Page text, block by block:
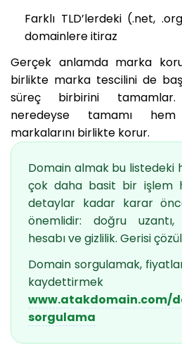
Farklı TLD’lerdeki (.net,
domainlere itiraz
Gerçek anlamda marka
birlikte marka tescilini de
süreç birbirini tamamlar.
neredeyse tamamı
markalarını birlikte korur.
Domain almak bu listedeki
çok daha basit bir işlem
detaylar kadar karar
önemlidir: doğru
hesabı ve gizlilik. Gerisi
Domain sorgulamak,
www.atakdomain.com/
sorgulama